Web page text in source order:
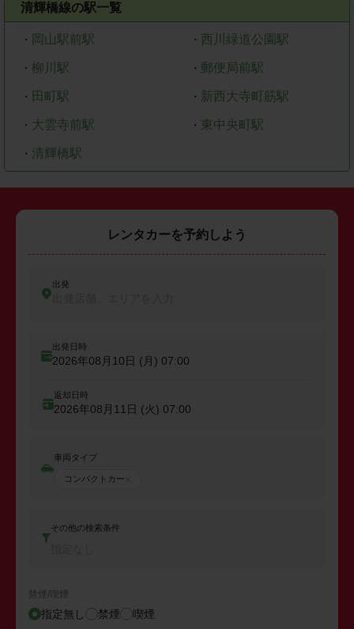
清輝橋線の駅一覧
・ 岡山駅前駅 ・ 西川緑道公園駅
・ 柳川駅 ・ 郵便局前駅
・ 田町駅 ・ 新西大寺町筋駅
・ 大雲寺前駅 ・ 東中央町駅
・ 清輝橋駅
レンタカーを予約しよう
出発
出発日時
2026年08月10日 (月) 07:00
返却日時
2026年08月11日 (火) 07:00
車両タイプ
コンパクトカー
その他の検索条件
禁煙/喫煙
指定無し 禁煙 喫煙